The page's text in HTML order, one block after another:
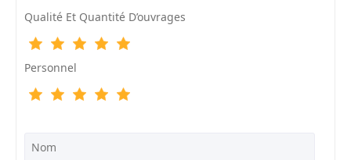
Qualité Et Quantité D’ouvrages
Personnel